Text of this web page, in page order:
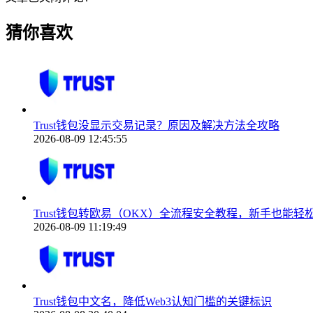
猜你喜欢
Trust钱包没显示交易记录？原因及解决方法全攻略
2026-08-09 12:45:55
Trust钱包转欧易（OKX）全流程安全教程，新手也能轻
2026-08-09 11:19:49
Trust钱包中文名，降低Web3认知门槛的关键标识